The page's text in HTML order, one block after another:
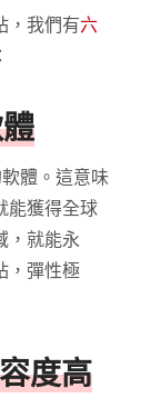
，我們有六
：
體。這意味
能獲得全球
，就能永
，彈性極
度高